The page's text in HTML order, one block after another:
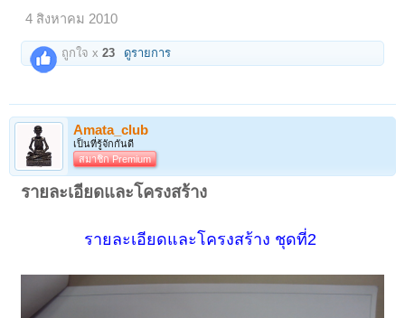
4 สิงหาคม 2010
ถูกใจ x23 ดูรายการ
Amata_club
เป็นที่รู้จักกันดี
สมาชิก Premium
รายละเอียดและโครงสร้าง
รายละเอียดและโครงสร้าง ชุดที่2